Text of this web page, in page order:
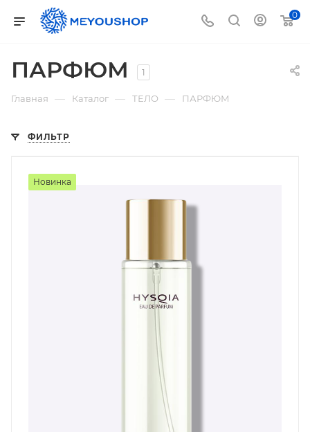
0
ПАРФЮМ 1
Главная — Каталог — ТЕЛО — ПАРФЮМ
ФИЛЬТР
Новинка